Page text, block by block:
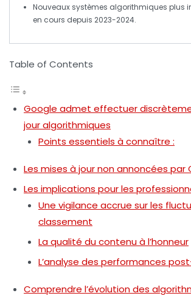
Nouveaux systèmes algorithmiques plus
en cours depuis 2023-2024.
Table of Contents
Google admet effectuer
jour algorithmiques
Points essentiels à connaître :
Les mises à jour non annoncées par
Les implications pour les
Une vigilance accrue sur les
classement
La qualité du contenu à l’honneur
L’analyse des performances
Comprendre l’évolution des